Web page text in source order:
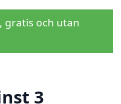
gratis och utan
3